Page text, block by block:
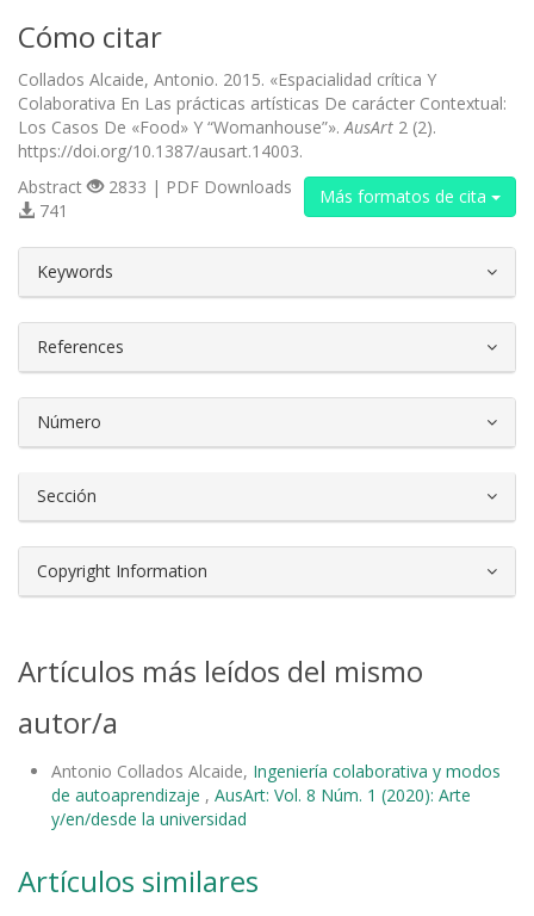
Cómo citar
Collados Alcaide, Antonio. 2015. «Espacialidad crítica Y
Colaborativa En Las prácticas artísticas De carácter Contextual:
Los Casos De «Food» Y “Womanhouse”». AusArt 2 (2).
https://doi.org/10.1387/ausart.14003.
Más formatos de cita
Abstract
2833 | PDF Downloads
741
Keywords
References
Número
Sección
Copyright Information
Artículos más leídos del mismo
autor/a
Antonio Collados Alcaide, Ingeniería colaborativa y modos
de autoaprendizaje , AusArt: Vol. 8 Núm. 1 (2020): Arte
y/en/desde la universidad
Artículos similares